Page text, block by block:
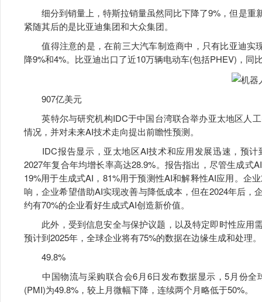
细分到销量上，特斯拉销量虽然同比下降了9%，但是重
紧随其后的是比亚迪集团和大众集团。
值得注意的是，在前三大汽车制造商中，只有比亚迪实
降9%和4%。比亚迪出口了近10万辆电动车(包括PHEV)，同
907亿美元
英特尔与研究机构IDC于中国台湾联合举办亚太地区人
情况，并对未来AI技术走向提出前瞻性预测。
IDC报告显示，亚太地区AI技术和应用发展迅速，预计
2027年复合年均增长率高达28.9%。报告指出，尽管生成式
19%用于生成式AI，81%用于预测性AI和解释性AI应用。企
响，企业希望借助AI实现改善与降低成本，但在2024年后
约有70%的企业看好生成式AI创造新价值。
此外，受到信息安全与保护议题，以及特定即时性应用
预计到2025年，全球企业将有75%的数据在边缘生成和处理。
49.8%
中国物流与采购联合会6月6日发布数据显示，5月份全
(PMI)为49.8%，较上月微幅下降，连续两个月略低于50%。